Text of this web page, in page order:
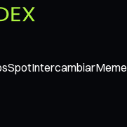
SpotIntercambiarMeme